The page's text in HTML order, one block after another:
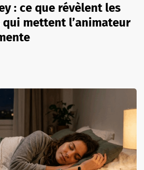
: ce que révèlent les
mettent l’animateur